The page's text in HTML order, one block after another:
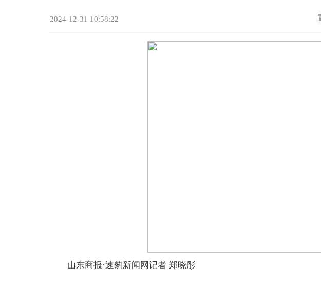
2024-12-31 10:58:22
山东商报·速豹新闻网记者 郑晓彤